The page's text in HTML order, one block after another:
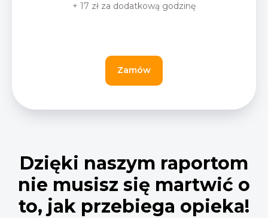
+ 17 zł za dodatkową godzinę
Zamów
Dzięki naszym raportom
nie musisz się martwić o
to, jak przebiega opieka!